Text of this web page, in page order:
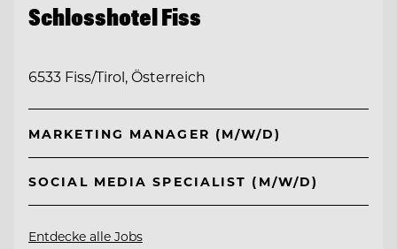
Schlosshotel Fiss
6533 Fiss/Tirol, Österreich
MARKETING MANAGER (M/W/D)
SOCIAL MEDIA SPECIALIST (M/W/D)
Entdecke alle Jobs